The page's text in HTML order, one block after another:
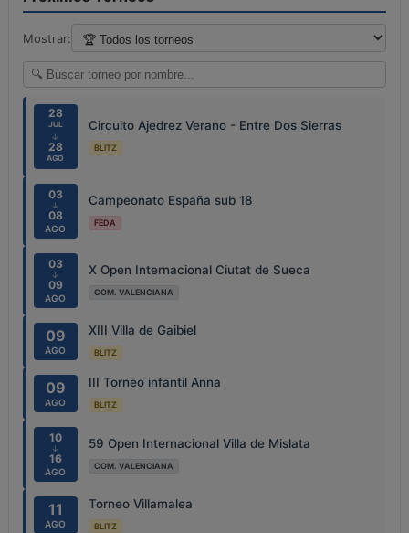
Mostrar:
28
JUL
↓
28
AGO
Circuito Ajedrez Verano - Entre Dos Sierras
BLITZ
03
↓
08
AGO
Campeonato España sub 18
FEDA
03
↓
09
AGO
X Open Internacional Ciutat de Sueca
COM. VALENCIANA
09
AGO
XIII Villa de Gaibiel
BLITZ
09
AGO
III Torneo infantil Anna
BLITZ
10
↓
16
AGO
59 Open Internacional Villa de Mislata
COM. VALENCIANA
11
AGO
Torneo Villamalea
BLITZ